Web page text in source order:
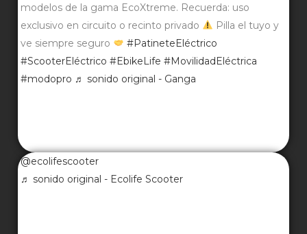
modelos de la gama EcoXtreme. Recuerda: uso
exclusivo en circuito o recinto privado
Pilla el tuyo y
ve siempre seguro
#PatineteEléctrico
#ScooterEléctrico #EbikeLife #MovilidadEléctrica
#modopro ♬ sonido original - Ganga
@ecolifescooter
♬ sonido original - Ecolife Scooter